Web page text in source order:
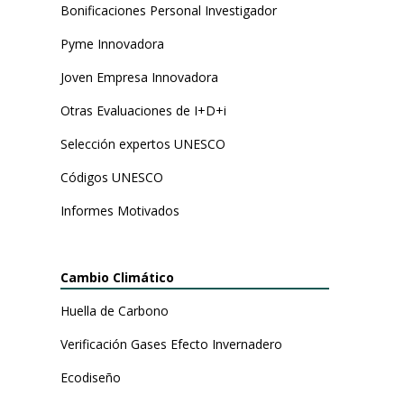
Bonificaciones Personal Investigador
Pyme Innovadora
Joven Empresa Innovadora
Otras Evaluaciones de I+D+i
Selección expertos UNESCO
Códigos UNESCO
Informes Motivados
Cambio Climático
Huella de Carbono
Verificación Gases Efecto Invernadero
Ecodiseño